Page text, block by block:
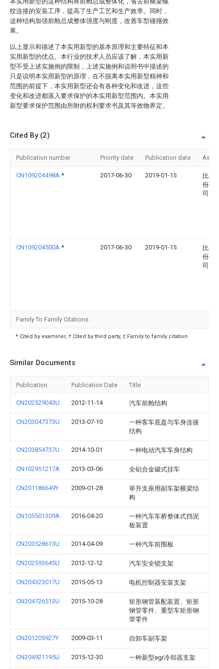
纹连接的安装工序，提高了生产工艺和生产效率。同时，
这种结构加强前舱总成整体强度与刚度，改善车型碰撞效
果。
以上显示和描述了本实用新型的基本原理和主要特征和本
实用新型的优点。本行业的技术人员应该了解，本实用新
型不受上述实施例的限制，上述实施例和说明书中描述的
只是说明本实用新型的原理，在不脱离本实用新型精神和
范围的前提下，本实用新型还会有各种变化和改进，这些
变化和改进都落入要求保护的本实用新型范围内。本实用
新型要求保护范围由所附的权利要求书及其等效物界定。
Cited By (2)
Publication number Priority date Publication date
CN109204498A * 2017-06-30 2019-01-15
比亚
份有
司
CN109204500A * 2017-06-30 2019-01-15
比亚
份有
司
Family To Family Citations
* Cited by examiner, † Cited by third party, ‡ Family to family citation
Similar Documents
Publication Publication Date Title
CN202529043U 2012-11-14 汽车前舱结构
CN203047373U 2013-07-10
一种客车底盘与车身连接
结构
CN203854737U 2014-10-01 一种电动汽车车身结构
CN102951217A 2013-03-06 全铝合金罐式挂车
CN201186649Y 2009-01-28
举升支座用副车架横梁结
构
CN105501309A 2016-04-20
一种汽车车桥整体式挡泥
板装置
CN203528613U 2014-04-09 一种汽车前围板
CN202593645U 2012-12-12 汽车安全锁支架
CN204323017U 2015-05-13 电机控制器安装支架
CN204726513U 2015-10-28
矩形钢管装配装置、矩形
钢管零件、重型车矩形钢
管零件
CN201205927Y 2009-03-11 自卸车副车架
CN204921195U 2015-12-30 一种新型egr冷却器支架